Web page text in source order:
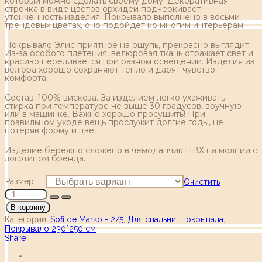
строчка в виде цветов орхидеи подчеркивает
утонченность изделия. Покрывало выполнено в восьми
трендовых цветах, оно подойдет ко многим интерьерам.
Покрывало Элис приятное на ощупь, прекрасно выглядит.
Из-за особого плетения, велюровая ткань отражает свет и
красиво переливается при разном освещении. Изделия из
велюра хорошо сохраняют тепло и дарят чувство
комфорта.
Состав: 100% вискоза. За изделием легко ухаживать:
стирка при температуре не выше 30 градусов, вручную
или в машинке. Важно хорошо просушить! При
правильном уходе вещь прослужит долгие годы, не
потеряв форму и цвет.
Изделие бережно сложено в чемоданчик ПВХ на молнии с
логотипом бренда.
Размер Очистить
В корзину
Категории: Sofi de Marko - 2/5 Для спальни Покрывала
Покрывало 230*250 см
Share